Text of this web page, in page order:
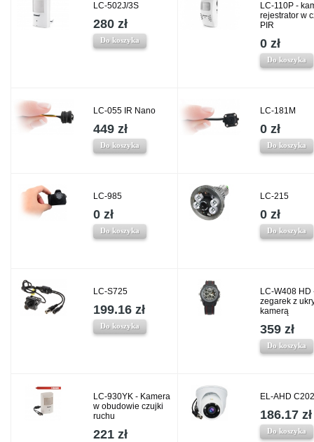
LC-502J/3S
280 zł
Do koszyka
LC-110P -
rejestrator w
PIR
0 zł
Do koszyka
LC-055 IR Nano
449 zł
Do koszyka
LC-181M
0 zł
Do koszyka
LC-985
0 zł
Do koszyka
LC-215
0 zł
Do koszyka
LC-S725
199.16 zł
Do koszyka
LC-W408 HD
zegarek z
kamerą
359 zł
Do koszyka
LC-930YK - Kamera
w obudowie czujki
ruchu
221 zł
EL-AHD
186.17 zł
Do koszyka